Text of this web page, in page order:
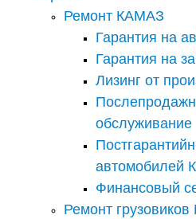
Ремонт КАМАЗ
Гарантия на
Гарантия на
Лизинг от
обслуживание
автомобилей
Финансовый
Ремонт